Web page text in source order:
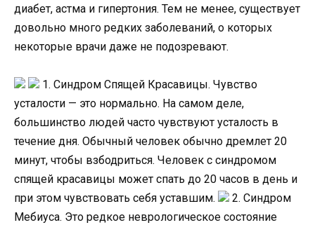
диабет, астма и гипертония. Тем не менее, существует
довольно много редких заболеваний, о которых
некоторые врачи даже не подозревают.
1. Синдром Спящей Красавицы. Чувство
усталости — это нормально. На самом деле,
большинство людей часто чувствуют усталость в
течение дня. Обычный человек обычно дремлет 20
минут, чтобы взбодриться. Человек с синдромом
спящей красавицы может спать до 20 часов в день и
при этом чувствовать себя уставшим.
2. Синдром
Мебиуса. Это редкое неврологическое состояние